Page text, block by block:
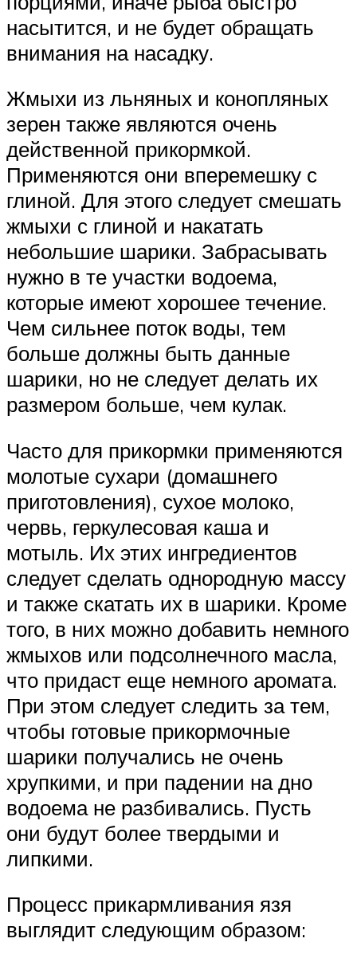
насытится, и не будет обращать
внимания на насадку.
Жмыхи из льняных и конопляных
зерен также являются очень
действенной прикормкой.
Применяются они вперемешку с
глиной. Для этого следует смешать
жмыхи с глиной и накатать
небольшие шарики. Забрасывать
нужно в те участки водоема,
которые имеют хорошее течение.
Чем сильнее поток воды, тем
больше должны быть данные
шарики, но не следует делать их
размером больше, чем кулак.
Часто для прикормки применяются
молотые сухари (домашнего
приготовления), сухое молоко,
червь, геркулесовая каша и
мотыль. Их этих ингредиентов
следует сделать однородную массу
и также скатать их в шарики. Кроме
того, в них можно добавить немного
жмыхов или подсолнечного масла,
что придаст еще немного аромата.
При этом следует следить за тем,
чтобы готовые прикормочные
шарики получались не очень
хрупкими, и при падении на дно
водоема не разбивались. Пусть
они будут более твердыми и
липкими.
Процесс прикармливания язя
выглядит следующим образом: